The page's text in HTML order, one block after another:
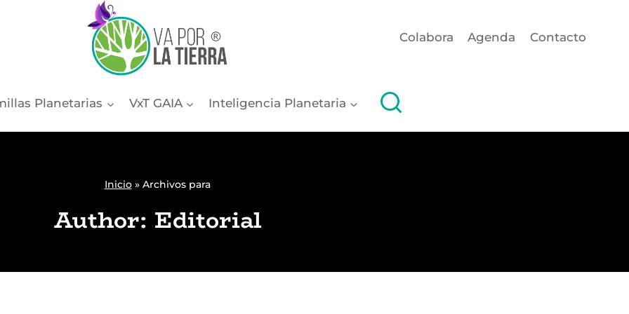
Colabora Agenda Contacto
Planetarias VxT GAIA Inteligencia Planetaria
Inicio» Archivos para
Author: Editorial